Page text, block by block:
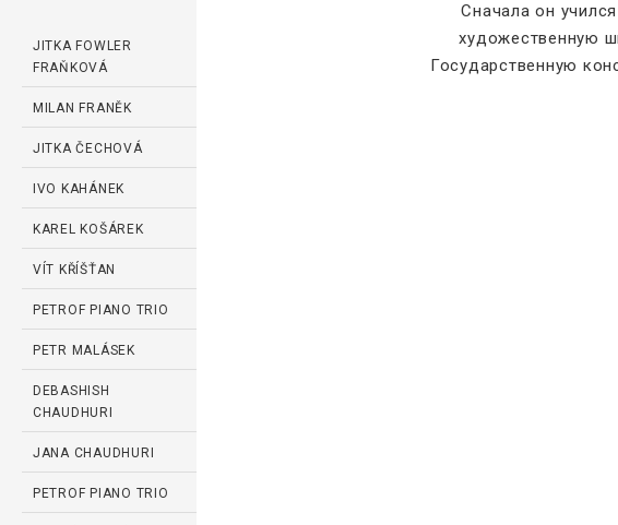
JITKA FOWLER
FRAŇKOVÁ
MILAN FRANĚK
JITKA ČECHOVÁ
IVO KAHÁNEK
KAREL KOŠÁREK
VÍT KŘÍŠŤAN
PETROF PIANO TRIO
PETR MALÁSEK
DEBASHISH
CHAUDHURI
JANA CHAUDHURI
PETROF PIANO TRIO
Сначала он
художественную
Государственную